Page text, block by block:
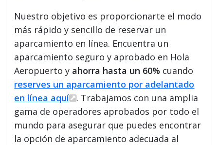
Nuestro objetivo es proporcionarte el modo
más rápido y sencillo de reservar un
aparcamiento en línea. Encuentra un
aparcamiento seguro y aprobado en Hola
Aeropuerto y ahorra hasta un 60% cuando
reserves un aparcamiento por adelantado
en línea aquí
. Trabajamos con una amplia
gama de operadores aprobados por todo el
mundo para asegurar que puedes encontrar
la opción de aparcamiento adecuada al